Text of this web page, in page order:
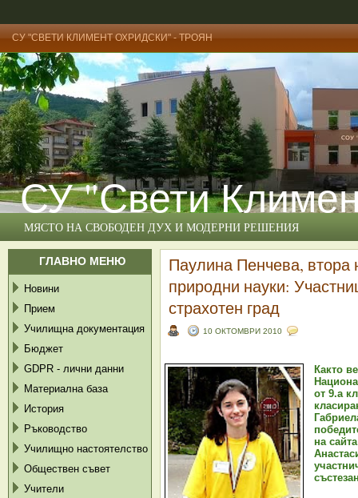
СУ "СВЕТИ КЛИМЕНТ ОХРИДСКИ" - ТРОЯН
СУ "Свети
МЯСТО НА СВОБОДЕН ДУХ И МОДЕРНИ РЕШЕНИЯ
ГЛАВНО МЕНЮ
Новини
Прием
Училищна документация
Бюджет
GDPR - лични данни
Материална база
История
Ръководство
Училищно настоятелство
Обществен съвет
Учители
Паулина Пенчева, втора
природни науки:
страхотен град
10 ОКТОМВРИ 2010
Както
от 9.а
победит
насай